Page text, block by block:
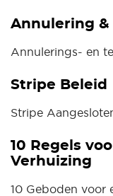
Annulering
Annulerings- en
Stripe Beleid
Stripe
10 Regels
Verhuizing
10 Geboden voor